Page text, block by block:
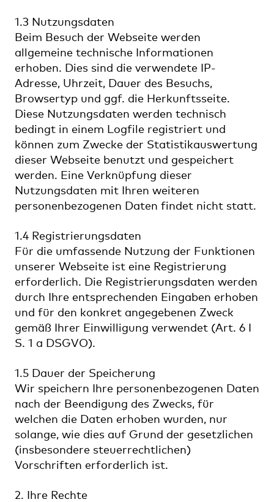
1.3 Nutzungsdaten
Beim Besuch der Webseite werden
allgemeine technische Informationen
erhoben. Dies sind die verwendete IP-
Adresse, Uhrzeit, Dauer des Besuchs,
Browsertyp und ggf. die Herkunftsseite.
Diese Nutzungsdaten werden technisch
bedingt in einem Logfile registriert und
können zum Zwecke der Statistikauswertung
dieser Webseite benutzt und gespeichert
werden. Eine Verknüpfung dieser
Nutzungsdaten mit Ihren weiteren
personenbezogenen Daten findet nicht statt.
1.4 Registrierungsdaten
Für die umfassende Nutzung der Funktionen
unserer Webseite ist eine Registrierung
erforderlich. Die Registrierungsdaten werden
durch Ihre entsprechenden Eingaben erhoben
und für den konkret angegebenen Zweck
gemäß Ihrer Einwilligung verwendet (Art. 6 I
S. 1 a DSGVO).
1.5 Dauer der Speicherung
Wir speichern Ihre personenbezogenen Daten
nach der Beendigung des Zwecks, für
welchen die Daten erhoben wurden, nur
solange, wie dies auf Grund der gesetzlichen
(insbesondere steuerrechtlichen)
Vorschriften erforderlich ist.
2. Ihre Rechte